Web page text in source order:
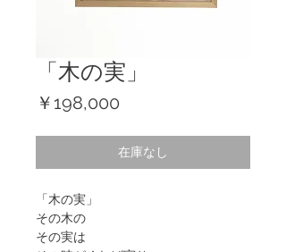
「木の実」
￥198,000
在庫なし
「木の実」
その木の
その実は